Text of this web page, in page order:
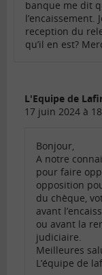
banque me dit
l’encaissement.
reception du
qu’il en est?
L'Equipe de
17 juin 2024 à
Bonjour,
A notre
pour faire
opposition
du chèque,
avant
ou avant la
judiciaire.
Meilleures
L’équipe de